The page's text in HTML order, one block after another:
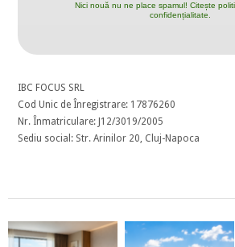
Nici nouă nu ne place spamul! Citește
confidențialitate.
IBC FOCUS SRL
Cod Unic de Înregistrare: 17876260
Nr. Înmatriculare: J12/3019/2005
Sediu social: Str. Arinilor 20, Cluj-Napoca